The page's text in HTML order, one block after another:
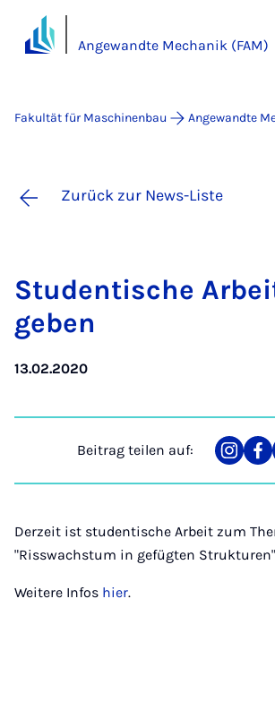
Angewandte Mechanik (FAM)
Fakultät für Maschinenbau Angewandte
Zurück zur News-Liste
Stu­den­ti­sche
ge­ben
13.02.2020
Beitrag teilen auf:
Teilen
auf
Derzeit ist studentische Arbeit zum
"Risswachstum in gefügten
Weitere Infos hier.